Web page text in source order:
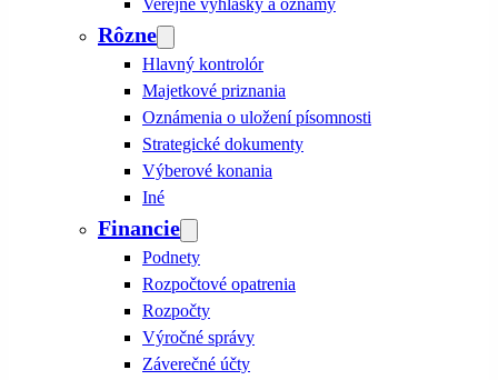
Verejné vyhlášky a oznamy
Rôzne
Hlavný kontrolór
Majetkové priznania
Oznámenia o uložení písomnosti
Strategické dokumenty
Výberové konania
Iné
Financie
Podnety
Rozpočtové opatrenia
Rozpočty
Výročné správy
Záverečné účty